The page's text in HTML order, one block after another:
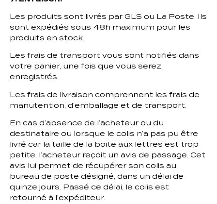
Les produits sont livrés par GLS ou La Poste. Ils
sont expédiés sous 48h maximum pour les
produits en stock.
Les frais de transport vous sont notifiés dans
votre panier, une fois que vous serez
enregistrés.
Les frais de livraison comprennent les frais de
manutention, d’emballage et de transport.
En cas d’absence de l’acheteur ou du
destinataire ou lorsque le colis n’a pas pu être
livré car la taille de la boite aux lettres est trop
petite, l’acheteur reçoit un avis de passage. Cet
avis lui permet de récupérer son colis au
bureau de poste désigné, dans un délai de
quinze jours. Passé ce délai, le colis est
retourné à l’expéditeur.